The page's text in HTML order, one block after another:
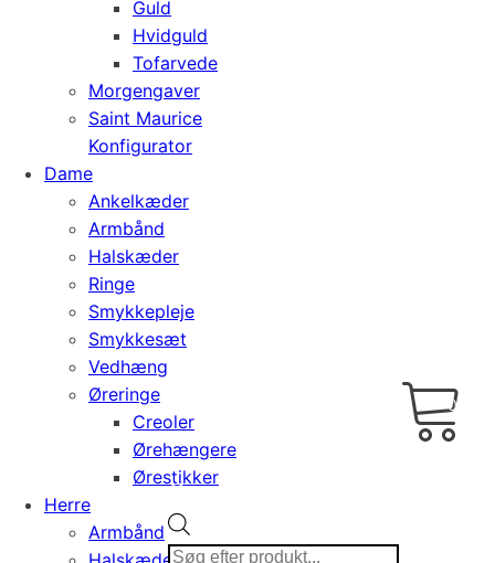
Guld
Hvidguld
Tofarvede
Morgengaver
Saint Maurice
Konfigurator
Dame
Ankelkæder
Armbånd
Halskæder
Ringe
Smykkepleje
Smykkesæt
Vedhæng
Øreringe
Creoler
Ørehængere
Ørestikker
Herre
Armbånd
search
0,00